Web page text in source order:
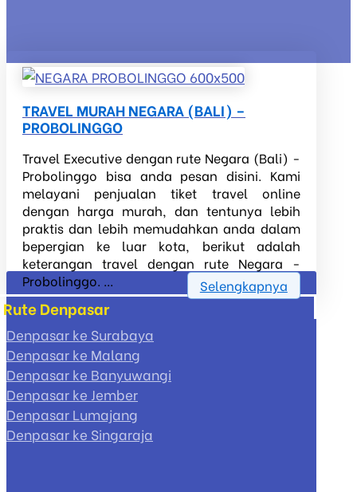
TRAVEL MURAH NEGARA (BALI) –
PROBOLINGGO
Travel Executive dengan rute Negara (Bali) -
Probolinggo bisa anda pesan disini. Kami
melayani penjualan tiket travel online
dengan harga murah, dan tentunya lebih
praktis dan lebih memudahkan anda dalam
bepergian ke luar kota, berikut adalah
keterangan travel dengan rute Negara -
Probolinggo. ...
Selengkapnya
Rute Denpasar
Denpasar ke Surabaya
Denpasar ke Malang
Denpasar ke Banyuwangi
Denpasar ke Jember
Denpasar Lumajang
Denpasar ke Singaraja